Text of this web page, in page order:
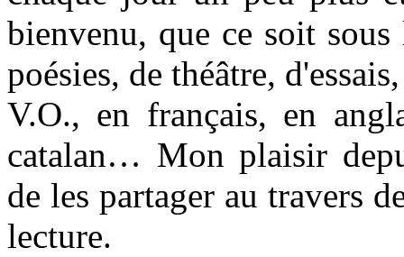
bienvenu, que ce soit
poésies, de théâtre,
V.O., en français, en
catalan… Mon plaisir
de les partager au travers
lecture.